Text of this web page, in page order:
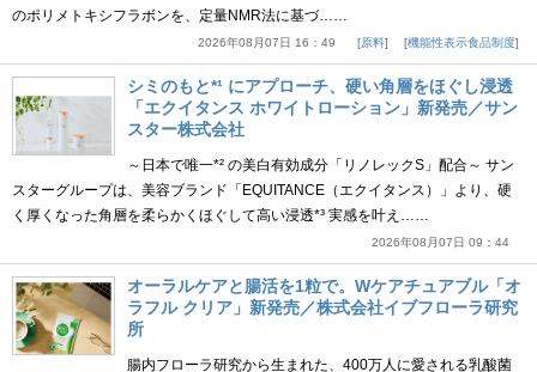
のポリメトキシフラボンを、定量NMR法に基づ……
2026年08月07日 16：49 原料 機能性表示食品制度
シミのもと*¹ にアプローチ、硬い角層をほぐし浸透
「エクイタンス ホワイトローション」新発売／サン
スター株式会社
～日本で唯一*² の美白有効成分「リノレックS」配合～ サン
スターグループは、美容ブランド「EQUITANCE（エクイタンス）」より、硬
く厚くなった角層を柔らかくほぐして高い浸透*³ 実感を叶え……
2026年08月07日 09：44
オーラルケアと腸活を1粒で。Wケアチュアブル「オ
ラフル クリア」新発売／株式会社イブフローラ研究
所
腸内フローラ研究から生まれた、400万人に愛される乳酸菌